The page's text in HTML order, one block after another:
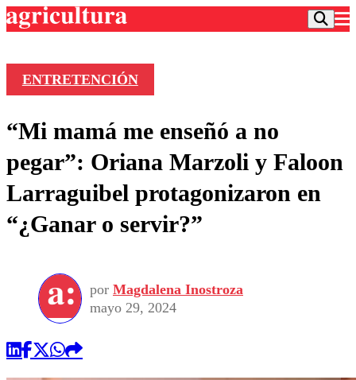
Frecuencias
Agricultura TV
Deportes
Colo Colo
Motor
Torneo Internacional
Torneo Nacional
Entretención
Internacional
Nacional
Vida Social
Programas
Comercial
ENTRETENCIÓN
“Mi mamá me enseñó a no
pegar”: Oriana Marzoli y Faloon
Larraguibel protagonizaron en
“¿Ganar o servir?”
por Magdalena Inostroza
mayo 29, 2024